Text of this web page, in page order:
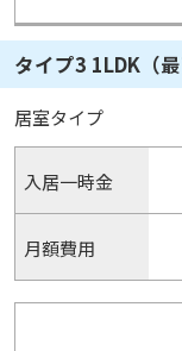
タイプ3 1LDK（最
居室タイプ
入居一時金
月額費用